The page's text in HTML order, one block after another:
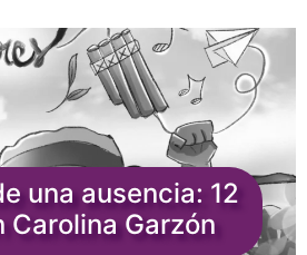
una ausencia: 12
Carolina Garzón